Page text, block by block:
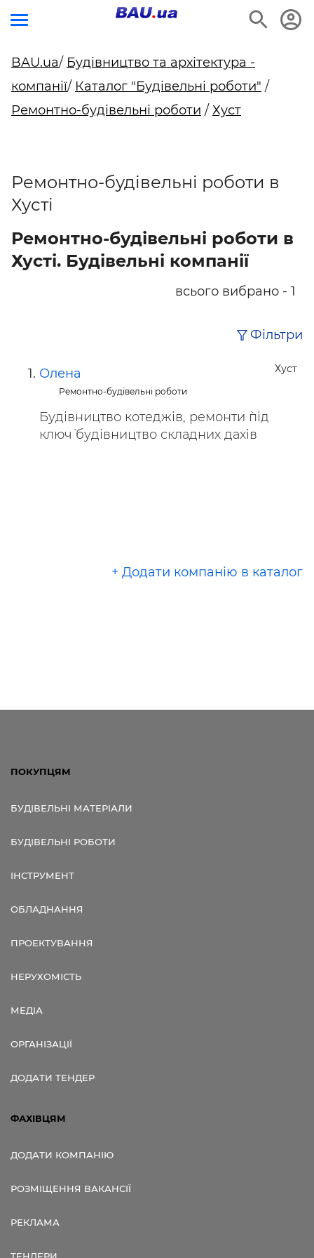
BAU.ua/ Будівництво та архітектура -
компанії/ Каталог "Будівельні роботи" /
Ремонтно-будівельні роботи / Хуст
Ремонтно-будівельні роботи в
Хусті
Ремонтно-будівельні роботи в
Хусті. Будівельні компанії
всього вибрано - 1
Фільтри
Хуст
Олена
Ремонтно-будівельні роботи
Будівництво котеджів, ремонти `під
ключ` будівництво складних дахів
+ Додати компанію в каталог
ПОКУПЦЯМ
БУДІВЕЛЬНІ МАТЕРІАЛИ
БУДІВЕЛЬНІ РОБОТИ
ІНСТРУМЕНТ
ОБЛАДНАННЯ
ПРОЕКТУВАННЯ
НЕРУХОМІСТЬ
МЕДІА
ОРГАНІЗАЦІЇ
ДОДАТИ ТЕНДЕР
ФАХІВЦЯМ
ДОДАТИ КОМПАНІЮ
РОЗМІЩЕННЯ ВАКАНСІЇ
РЕКЛАМА
ТЕНДЕРИ